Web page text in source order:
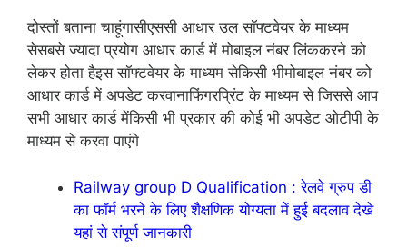
दोस्तों बताना चाहूंगासीएससी आधार उल सॉफ्टवेयर के माध्यम
सेसबसे ज्यादा प्रयोग आधार कार्ड में मोबाइल नंबर लिंककरने को
लेकर होता हैइस सॉफ्टवेयर के माध्यम सेकिसी भीमोबाइल नंबर को
आधार कार्ड में अपडेट करवानाफिंगरप्रिंट के माध्यम से जिससे आप
सभी आधार कार्ड मेंकिसी भी प्रकार की कोई भी अपडेट ओटीपी के
माध्यम से करवा पाएंगे
Railway group D Qualification : रेलवे ग्रुप डी
का फॉर्म भरने के लिए शैक्षणिक योग्यता में हुई बदलाव देखे
यहां से संपूर्ण जानकारी